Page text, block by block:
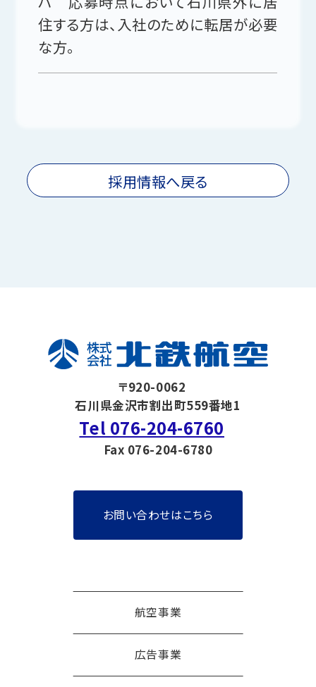
住する方は、入社のために転居が必要
な方。
採用情報へ戻る
〒920-0062
石川県金沢市割出町559番地1
Tel 076-204-6760
Fax 076-204-6780
お問い合わせはこちら
航空事業
広告事業